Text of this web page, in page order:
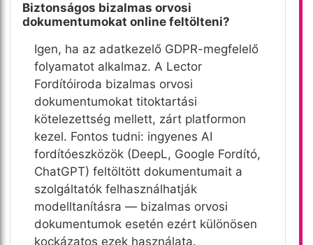
Biztonságos bizalmas orvosi
dokumentumokat online feltölteni?
Igen, ha az adatkezelő GDPR-megfelelő
folyamatot alkalmaz. A Lector
Fordítóiroda bizalmas orvosi
dokumentumokat titoktartási
kötelezettség mellett, zárt platformon
kezel. Fontos tudni: ingyenes AI
fordítóeszközök (DeepL, Google Fordító,
ChatGPT) feltöltött dokumentumait a
szolgáltatók felhasználhatják
modelltanításra — bizalmas orvosi
dokumentumok esetén ezért különösen
kockázatos ezek használata.